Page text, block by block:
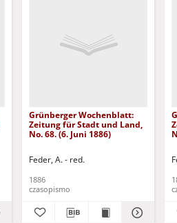
Grünberger Wochenblatt:
Zeitung für Stadt und Land,
No. 68. (6. Juni 1886)
Feder, A. - red.
1886
czasopismo